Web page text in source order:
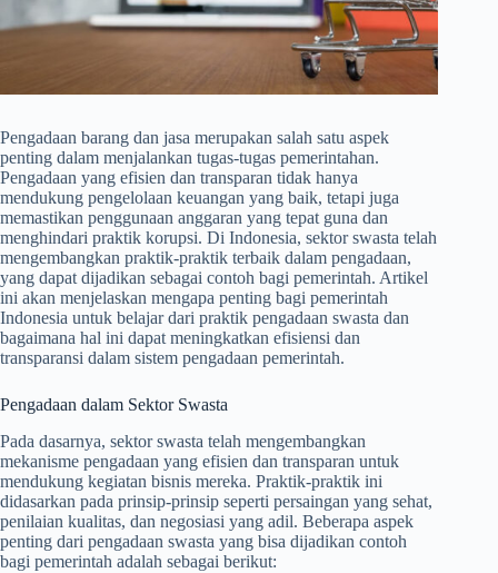
Pengadaan barang dan jasa merupakan salah satu aspek
penting dalam menjalankan tugas-tugas pemerintahan.
Pengadaan yang efisien dan transparan tidak hanya
mendukung pengelolaan keuangan yang baik, tetapi juga
memastikan penggunaan anggaran yang tepat guna dan
menghindari praktik korupsi. Di Indonesia, sektor swasta telah
mengembangkan praktik-praktik terbaik dalam pengadaan,
yang dapat dijadikan sebagai contoh bagi pemerintah. Artikel
ini akan menjelaskan mengapa penting bagi pemerintah
Indonesia untuk belajar dari praktik pengadaan swasta dan
bagaimana hal ini dapat meningkatkan efisiensi dan
transparansi dalam sistem pengadaan pemerintah.
Pengadaan dalam Sektor Swasta
Pada dasarnya, sektor swasta telah mengembangkan
mekanisme pengadaan yang efisien dan transparan untuk
mendukung kegiatan bisnis mereka. Praktik-praktik ini
didasarkan pada prinsip-prinsip seperti persaingan yang sehat,
penilaian kualitas, dan negosiasi yang adil. Beberapa aspek
penting dari pengadaan swasta yang bisa dijadikan contoh
bagi pemerintah adalah sebagai berikut: